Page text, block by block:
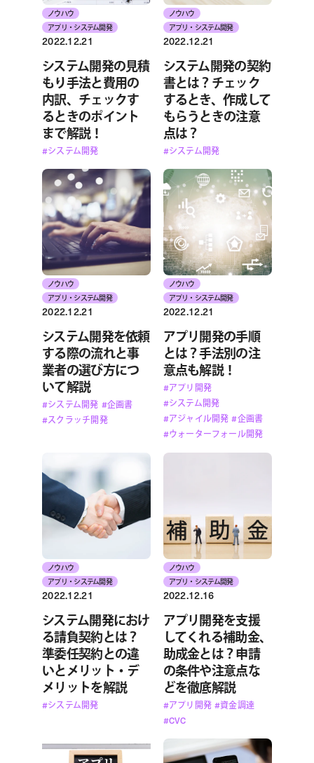
ノウハウ
アプリ・システム開発
2022.12.21
システム開発の見積
もり手法と費用の
内訳、チェックす
るときのポイント
まで解説！
#システム開発
ノウハウ
アプリ・システム開発
2022.12.21
システム開発の契約
書とは？チェック
するとき、作成して
もらうときの注意
点は？
#システム開発
ノウハウ
アプリ・システム開発
2022.12.21
システム開発を依頼
する際の流れと事
業者の選び方につ
いて解説
#システム開発 #企画書
#スクラッチ開発
ノウハウ
アプリ・システム開発
2022.12.21
アプリ開発の手順
とは？手法別の注
意点も解説！
#アプリ開発
#システム開発
#アジャイル開発 #企画書
#ウォーターフォール開発
ノウハウ
アプリ・システム開発
2022.12.21
システム開発におけ
る請負契約とは？
準委任契約との違
いとメリット・デ
メリットを解説
#システム開発
ノウハウ
アプリ・システム開発
2022.12.16
アプリ開発を支援
してくれる補助金、
助成金とは？申請
の条件や注意点な
どを徹底解説
#アプリ開発 #資金調達
#CVC